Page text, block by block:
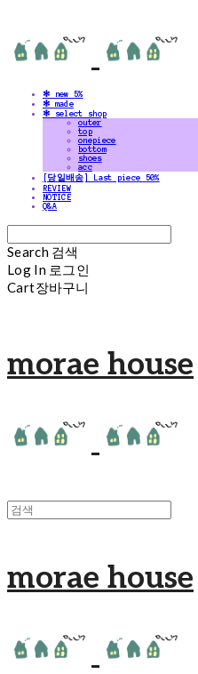
✻ new 5%
✻ made
✻ select shop
outer
top
onepiece
bottom
shoes
acc
[당일배송] Last piece 50%
REVIEW
NOTICE
Q&A
Search 검색
Log In 로그인
Cart장바구니
morae house
morae house